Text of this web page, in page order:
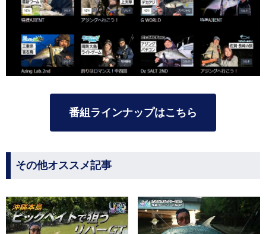
番組ラインナップはこちら
その他オススメ記事